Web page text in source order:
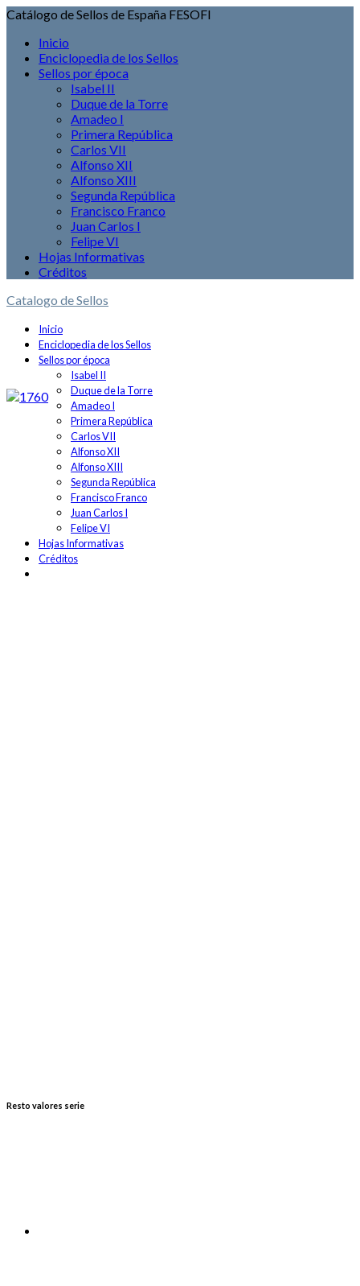
Catálogo de Sellos de España FESOFI
Inicio
Enciclopedia de los Sellos
Sellos por época
Isabel II
Duque de la Torre
Amadeo I
Primera República
Carlos VII
Alfonso XII
Alfonso XIII
Segunda República
Francisco Franco
Juan Carlos I
Felipe VI
Hojas Informativas
Créditos
Catalogo de Sellos
Inicio
Enciclopedia de los Sellos
Sellos por época
Isabel II
Duque de la Torre
Amadeo I
Primera República
Carlos VII
Alfonso XII
Alfonso XIII
Segunda República
Francisco Franco
Juan Carlos I
Felipe VI
Hojas Informativas
Créditos
Resto valores serie